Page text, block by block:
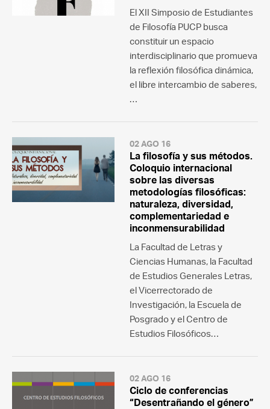
El XII Simposio de Estudiantes
de Filosofía PUCP busca
constituir un espacio
interdisciplinario que promueva
la reflexión filosófica dinámica,
el libre intercambio de saberes,
…
02 AGO 16
La filosofía y sus métodos.
Coloquio internacional
sobre las diversas
metodologías filosóficas:
naturaleza, diversidad,
complementariedad e
inconmensurabilidad
La Facultad de Letras y
Ciencias Humanas, la Facultad
de Estudios Generales Letras,
el Vicerrectorado de
Investigación, la Escuela de
Posgrado y el Centro de
Estudios Filosóficos…
02 AGO 16
Ciclo de conferencias
“Desentrañando el género”